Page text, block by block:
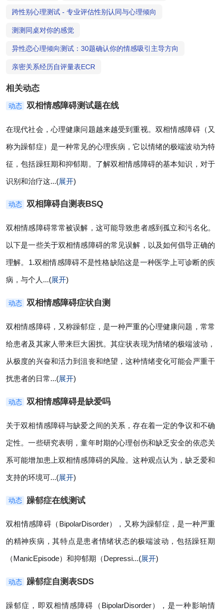
跨性别心理测试 - 专业评估性别认同与心理倾向
测测同桌对你的感觉
异性恋心理倾向测试：30题确认你的情感吸引主导方向
亲密关系经历自评量表ECR
相关动态
动态 双相情感障碍测试题在线
在现代社会，心理健康问题越来越受到重视。双相情感障碍（又
称为躁郁症）是一种常见的心理疾病，它以情绪的极端波动为特
征，包括躁狂期和抑郁期。了解双相情感障碍的基本知识，对于
识别和治疗这...(展开)
动态 双相障碍自测表BSQ
双相情感障碍常常被误解，这可能导致患者感到孤立和污名化。
以下是一些关于双相情感障碍的常见误解，以及如何倡导正确的
理解。1.双相情感障碍不是性格缺陷这是一种医学上可诊断的疾
病，与个人...(展开)
动态 双相情感障碍症状自测
双相情感障碍，又称躁郁症，是一种严重的心理健康问题，常常
给患者及其家人带来巨大困扰。其症状表现为情绪的极端波动，
从极度的兴奋和活力到沮丧和绝望，这种情绪变化可能会严重干
扰患者的日常...(展开)
动态 双相情感障碍是缺爱吗
关于双相情感障碍与缺爱之间的关系，存在着一定的争议和不确
定性。一些研究表明，童年时期的心理创伤和缺乏安全的依恋关
系可能增加患上双相情感障碍的风险。这种观点认为，缺乏爱和
支持的环境可...(展开)
动态 躁郁症在线测试
双相情感障碍（BipolarDisorder），又称为躁郁症，是一种严重
的精神疾病，其特点是患者情绪状态的极端波动，包括躁狂期
（ManicEpisode）和抑郁期（Depressi...(展开)
动态 躁郁症自测表SDS
躁郁症，即双相情感障碍（BipolarDisorder），是一种影响情